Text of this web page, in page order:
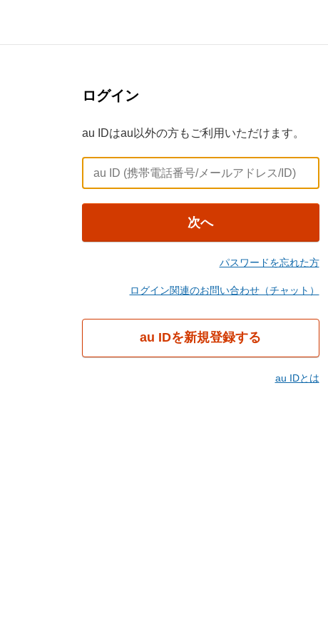
ログイン
au IDはau以外の方もご利用いただけます。
次へ
パスワードを忘れた方
ログイン関連のお問い合わせ（チャット）
au IDを新規登録する
au IDとは